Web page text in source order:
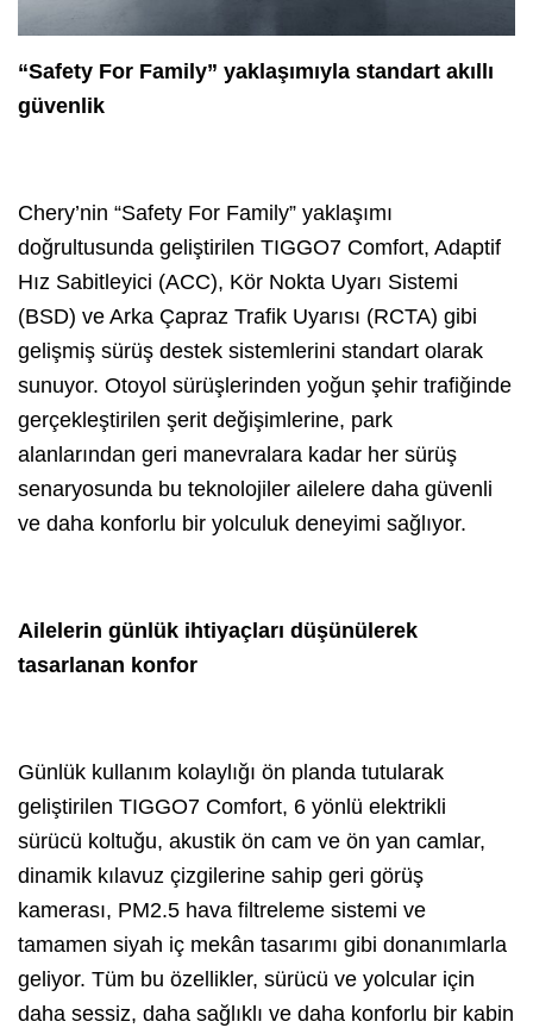
“Safety For Family” yaklaşımıyla standart akıllı
güvenlik
Chery’nin “Safety For Family” yaklaşımı
doğrultusunda geliştirilen TIGGO7 Comfort, Adaptif
Hız Sabitleyici (ACC), Kör Nokta Uyarı Sistemi
(BSD) ve Arka Çapraz Trafik Uyarısı (RCTA) gibi
gelişmiş sürüş destek sistemlerini standart olarak
sunuyor. Otoyol sürüşlerinden yoğun şehir trafiğinde
gerçekleştirilen şerit değişimlerine, park
alanlarından geri manevralara kadar her sürüş
senaryosunda bu teknolojiler ailelere daha güvenli
ve daha konforlu bir yolculuk deneyimi sağlıyor.
Ailelerin günlük ihtiyaçları düşünülerek
tasarlanan konfor
Günlük kullanım kolaylığı ön planda tutularak
geliştirilen TIGGO7 Comfort, 6 yönlü elektrikli
sürücü koltuğu, akustik ön cam ve ön yan camlar,
dinamik kılavuz çizgilerine sahip geri görüş
kamerası, PM2.5 hava filtreleme sistemi ve
tamamen siyah iç mekân tasarımı gibi donanımlarla
geliyor. Tüm bu özellikler, sürücü ve yolcular için
daha sessiz, daha sağlıklı ve daha konforlu bir kabin